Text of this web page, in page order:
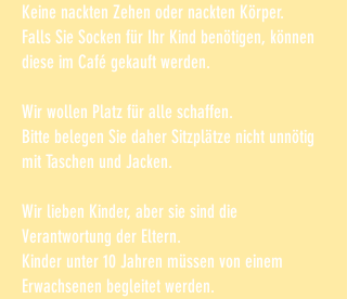
Keine nackten Zehen oder nackten Körper.
Falls Sie Socken für Ihr Kind benötigen, können
diese im Café gekauft werden.
Wir wollen Platz für alle schaffen.
Bitte belegen Sie daher Sitzplätze nicht unnötig
mit Taschen und Jacken.
Wir lieben Kinder, aber sie sind die
Verantwortung der Eltern.
Kinder unter 10 Jahren müssen von einem
Erwachsenen begleitet werden.